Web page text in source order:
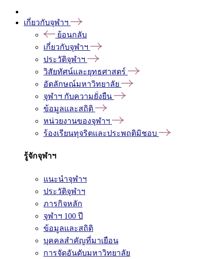
เกี่ยวกับจุฬาฯ
ย้อนกลับ
เกี่ยวกับจุฬาฯ
ประวัติจุฬาฯ
วิสัยทัศน์และยุทธศาสตร์
อัตลักษณ์มหาวิทยาลัย
จุฬาฯ กับความยั่งยืน
ข้อมูลและสถิติ
หน่วยงานของจุฬาฯ
ร้องเรียนทุจริตและประพฤติมิชอบ
รู้จักจุฬาฯ
แนะนำจุฬาฯ
ประวัติจุฬาฯ
ภารกิจหลัก
จุฬาฯ 100 ปี
ข้อมูลและสถิติ
บุคคลสำคัญที่มาเยือน
การจัดอันดับมหาวิทยาลัย